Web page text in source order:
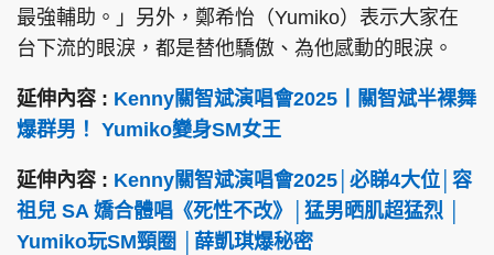
最強輔助。」另外，鄭希怡（Yumiko）表示大家在
台下流的眼淚，都是替他驕傲、為他感動的眼淚。
延伸內容 : Kenny關智斌演唱會2025丨關智斌半裸舞
爆群男！ Yumiko變身SM女王
延伸內容 : Kenny關智斌演唱會2025│必睇4大位│容
祖兒 SA 嬌合體唱《死性不改》│猛男晒肌超猛烈 │
Yumiko玩SM頸圈 │薛凱琪爆秘密